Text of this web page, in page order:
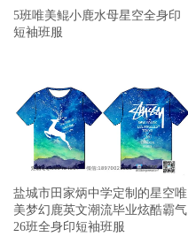
5班唯美鲲小鹿水母星空全身印
短袖班服
盐城市田家炳中学定制的星空唯
美梦幻鹿英文潮流毕业炫酷霸气
26班全身印短袖班服